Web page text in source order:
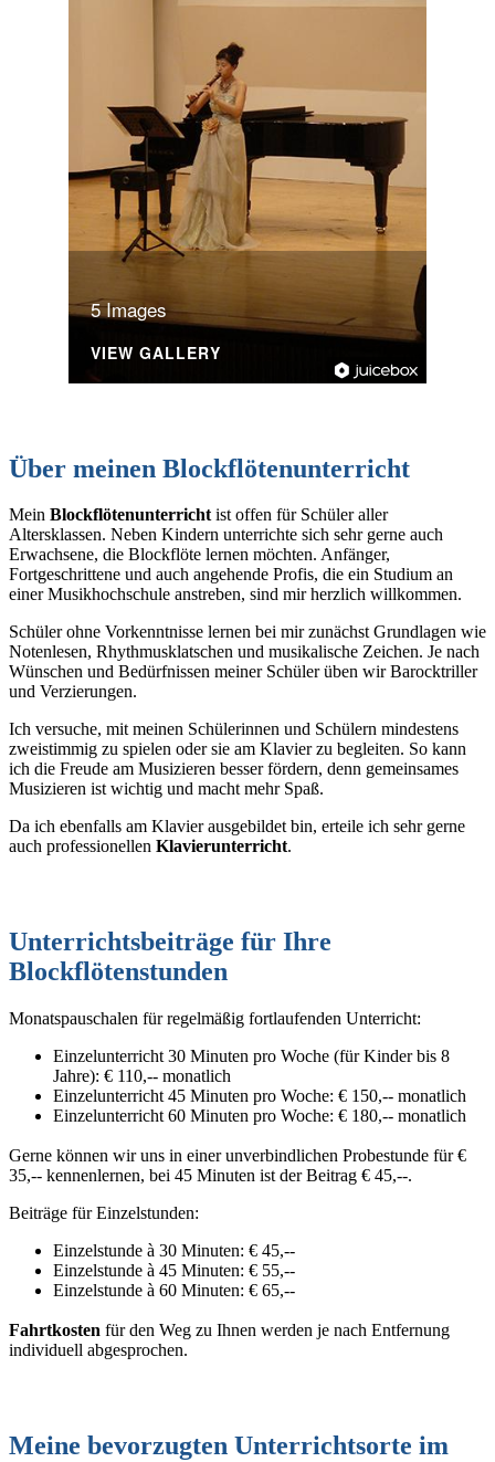
5 Images
VIEW GALLERY
Über meinen Blockflötenunterricht
Mein Blockflötenunterrichtist offen für Schüler aller
Altersklassen. Neben Kindern unterrichte sich sehr gerne auch
Erwachsene, die Blockflöte lernen möchten. Anfänger,
Fortgeschrittene und auch angehende Profis, die ein Studium an
einer Musikhochschule anstreben, sind mir herzlich willkommen.
Schüler ohne Vorkenntnisse lernen bei mir zunächst Grundlagen wie
Notenlesen, Rhythmusklatschen und musikalische Zeichen. Je nach
Wünschen und Bedürfnissen meiner Schüler üben wir Barocktriller
und Verzierungen.
Ich versuche, mit meinen Schülerinnen und Schülern mindestens
zweistimmig zu spielen oder sie am Klavier zu begleiten. So kann
ich die Freude am Musizieren besser fördern, denn gemeinsames
Musizieren ist wichtig und macht mehr Spaß.
Da ich ebenfalls am Klavier ausgebildet bin, erteile ich sehr gerne
auch professionellen Klavierunterricht.
Unterrichtsbeiträge für Ihre
Blockflötenstunden
Monatspauschalen für regelmäßig fortlaufenden Unterricht:
Einzelunterricht 30 Minuten pro Woche (für Kinder bis 8
Jahre): € 110,-- monatlich
Einzelunterricht 45 Minuten pro Woche: € 150,-- monatlich
Einzelunterricht 60 Minuten pro Woche: € 180,-- monatlich
Gerne können wir uns in einer unverbindlichen Probestunde für €
35,-- kennenlernen, bei 45 Minuten ist der Beitrag € 45,--.
Beiträge für Einzelstunden:
Einzelstunde à 30 Minuten: € 45,--
Einzelstunde à 45 Minuten: € 55,--
Einzelstunde à 60 Minuten: € 65,--
Fahrtkosten für den Weg zu Ihnen werden je nach Entfernung
individuell abgesprochen.
Meine bevorzugten Unterrichtsorte im